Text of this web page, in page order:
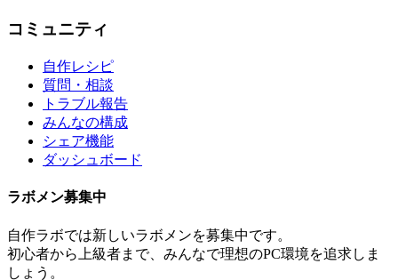
コミュニティ
自作レシピ
質問・相談
トラブル報告
みんなの構成
シェア機能
ダッシュボード
ラボメン募集中
自作ラボでは新しいラボメンを募集中です。
初心者から上級者まで、みんなで理想のPC環境を追求しま
しょう。